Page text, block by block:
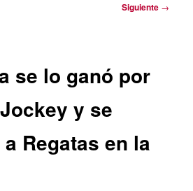
Siguiente →
se lo ganó por
y se
Regatas en la